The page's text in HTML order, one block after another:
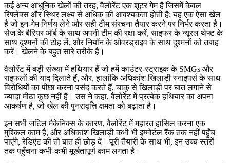
कई अन्य आधुनिक खेलों की तरह, वैलोरेंट एक शूटर गेम है जिसमें केवल
रिफ्लेक्स और स्थिर लक्ष्य से अधिक की आवश्यकता होती है; यह एक ऐसा खेल
है जो इन-गेम निर्णय लेने और सही टीम संरचना तैयार करने पर निर्भर करता है।
सेज के बैरियर ऑर्ब के साथ अपनी टीम की रक्षा करें, साइफर के न्यूरल थेफ्ट के
साथ दुश्मनों की टोह लें, और नियॉन के ओवरड्राइव के साथ दुश्मनों को तबाह
करें। खेलने के बहुत सारे तरीके हैं।
वैलोरेंट में बड़ी संख्या में हथियार हैं जो हमें काउंटर-स्ट्राइक के SMGs और
राइफलों की याद दिलाते हैं, और, हालांकि अधिकांश खिलाड़ी स्नाइपर्स के साथ
विरोधियों का पीछा करना पसंद करते हैं, चाकू से खिलाड़ी पर घात लगाने से
ज्यादा मीठा कुछ नहीं है। उस ने कहा, वैलोरेंट में प्रत्येक हथियार का अपना
आकर्षण है, जो खेल की पुनरावृत्ति क्षमता को बढ़ाता है।
इन सभी जटिल मैकेनिक्स के कारण, वैलोरेंट में महारत हासिल करना एक
मुश्किल काम है, और अधिकांश खिलाड़ी कभी भी इम्मोर्टल रैंक तक नहीं पहुँच
पाएंगे, रेडिएंट की तो बात ही छोड़ दें। पूरी तैयारी के साथ भी, इन उच्च स्तरों
तक पहुँचना कभी-कभी मूर्खतापूर्ण काम लगता है।